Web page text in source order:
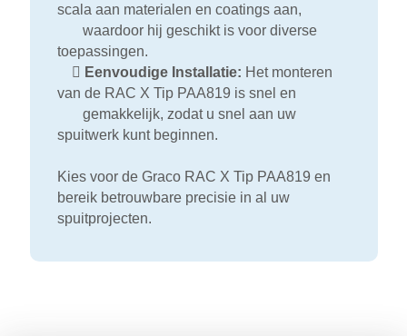
scala aan materialen en coatings aan,
waardoor hij geschikt is voor diverse
toepassingen.
 Eenvoudige Installatie: Het monteren
van de RAC X Tip PAA819 is snel en
gemakkelijk, zodat u snel aan uw
spuitwerk kunt beginnen.
Kies voor de Graco RAC X Tip PAA819 en
bereik betrouwbare precisie in al uw
spuitprojecten.